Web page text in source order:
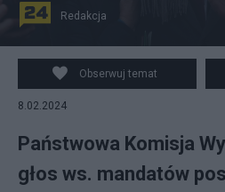
Redakcja
Obserwuj temat
8.02.2024
Państwowa Komisja
głos ws. mandatów